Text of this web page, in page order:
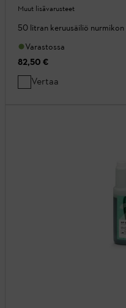
Muut lisävarusteet
50 litran keruusäiliö nurmikon
Varastossa
82,50 €
Vertaa